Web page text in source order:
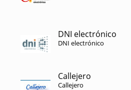
DNI electrónico
DNI electrónico
Callejero
Callejero